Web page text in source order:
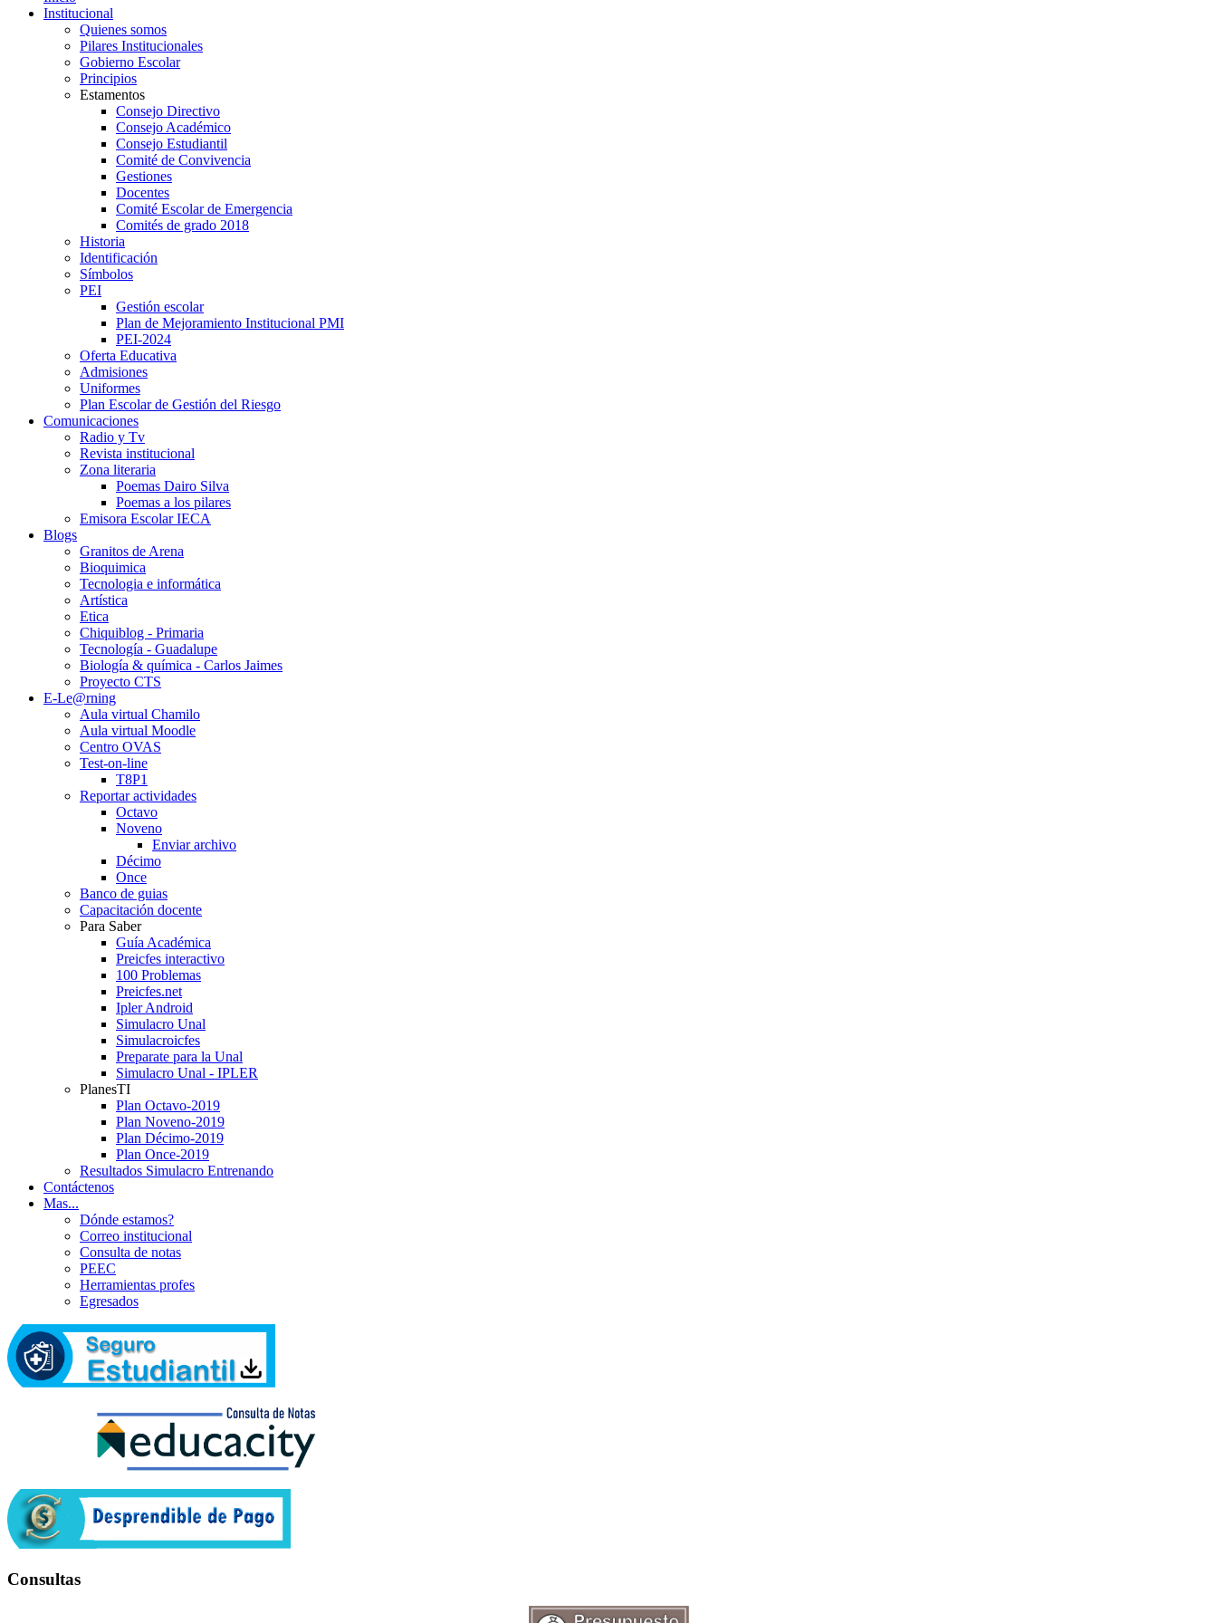
Institucional
Quienes somos
Pilares Institucionales
Gobierno Escolar
Principios
Estamentos
Consejo Directivo
Consejo Académico
Consejo Estudiantil
Comité de Convivencia
Gestiones
Docentes
Comité Escolar de Emergencia
Comités de grado 2018
Historia
Identificación
Símbolos
PEI
Gestión escolar
Plan de Mejoramiento Institucional PMI
PEI-2024
Oferta Educativa
Admisiones
Uniformes
Plan Escolar de Gestión del Riesgo
Comunicaciones
Radio y Tv
Revista institucional
Zona literaria
Poemas Dairo Silva
Poemas a los pilares
Emisora Escolar IECA
Blogs
Granitos de Arena
Bioquimica
Tecnologia e informática
Artística
Etica
Chiquiblog - Primaria
Tecnología - Guadalupe
Biología & química - Carlos Jaimes
Proyecto CTS
E-Le@rning
Aula virtual Chamilo
Aula virtual Moodle
Centro OVAS
Test-on-line
T8P1
Reportar actividades
Octavo
Noveno
Enviar archivo
Décimo
Once
Banco de guias
Capacitación docente
Para Saber
Guía Académica
Preicfes interactivo
100 Problemas
Preicfes.net
Ipler Android
Simulacro Unal
Simulacroicfes
Preparate para la Unal
Simulacro Unal - IPLER
PlanesTI
Plan Octavo-2019
Plan Noveno-2019
Plan Décimo-2019
Plan Once-2019
Resultados Simulacro Entrenando
Contáctenos
Mas...
Dónde estamos?
Correo institucional
Consulta de notas
PEEC
Herramientas profes
Egresados
Consultas